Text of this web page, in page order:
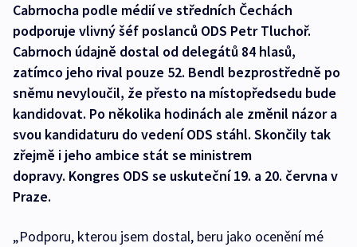
Cabrnocha podle médií ve středních Čechách
podporuje vlivný šéf poslanců ODS Petr Tluchoř.
Cabrnoch údajně dostal od delegátů 84 hlasů,
zatímco jeho rival pouze 52. Bendl bezprostředně po
sněmu nevyloučil, že přesto na místopředsedu bude
kandidovat. Po několika hodinách ale změnil názor a
svou kandidaturu do vedení ODS stáhl. Skončily tak
zřejmě i jeho ambice stát se ministrem
dopravy. Kongres ODS se uskuteční 19. a 20. června v
Praze.
„Podporu, kterou jsem dostal, beru jako ocenění mé